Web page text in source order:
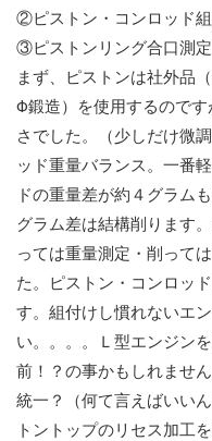
②ピストン・コンロッド
③ピストンリング合口測
まず、ピストンは社外品
Φ鍛造）を使用するので
さでした。（少しだけ微
ッド重量バランス。一番
ドの重量差が約４グラム
グラム差は結構削ります
っては重量測定・削って
た。ピストン・コンロッ
す。組付けし慣れないエ
い。。。。Ｌ型エンジン
前！？の事かもしれませ
統一？（何て言えばいい
トントップのリセス加工